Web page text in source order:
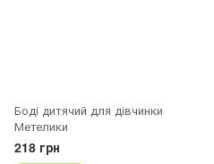
Боді дитячий для дівчинки
Метелики
218 грн